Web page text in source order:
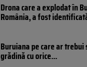
Drona care a explodat în
România, a fost
Buruiana pe care ar
grădină cu orice...